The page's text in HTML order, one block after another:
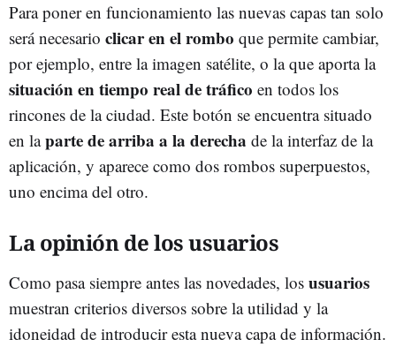
Para poner en funcionamiento las nuevas capas tan solo
será necesario clicar en el rombo que permite cambiar,
por ejemplo, entre la imagen satélite, o la que aporta la
situación en tiempo real de tráfico en todos los
rincones de la ciudad. Este botón se encuentra situado
en laparte de arriba a la derecha de la interfaz de la
aplicación, y aparece como dos rombos superpuestos,
uno encima del otro.
La opinión de los usuarios
Como pasa siempre antes las novedades, los usuarios
muestran criterios diversos sobre la utilidad y la
idoneidad de introducir esta nueva capa de información.